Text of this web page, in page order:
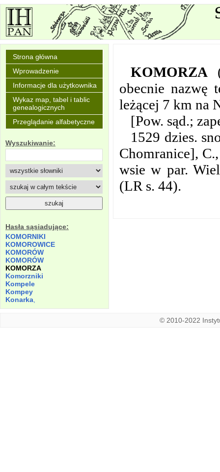
Strona główna
Wprowadzenie
Informacje dla użytkownika
Wykaz map, tabel i tablic
genealogicznych
Przeglądanie alfabetyczne
Wyszukiwanie:
Hasła sąsiadujące:
KOMORNIKI
KOMOROWICE
KOMORÓW
KOMORÓW
KOMORZA
Komorzniki
Kompele
Kompey
Konarka
KOMORZA
obecnie
leżącej 7 km na
[Pow. sąd.;
1529 dzies.
Chomranice],
wsie w par.
(LR s. 44).
© 2010-2022